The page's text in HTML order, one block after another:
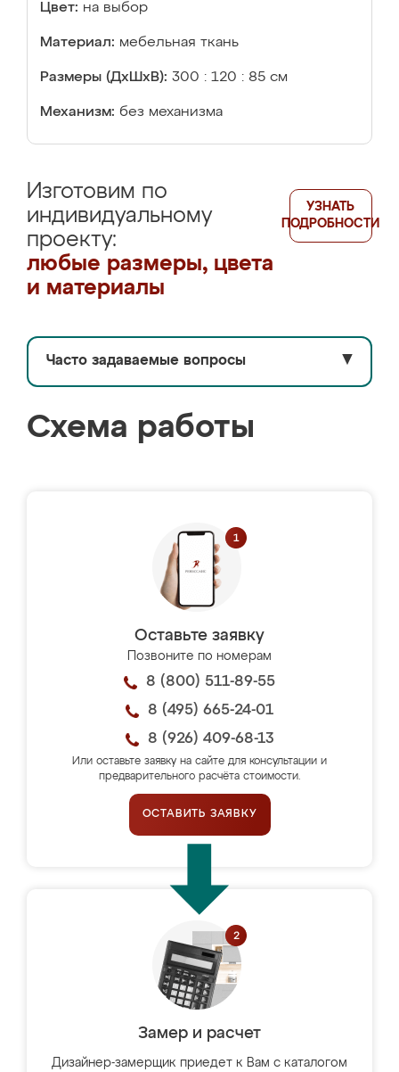
Цвет: на выбор
Материал: мебельная ткань
Размеры (ДхШхВ): 300 : 120 : 85 см
Механизм: без механизма
Изготовим по
индивидуальному
проекту:
любые размеры, цвета
и материалы
УЗНАТЬ
ПОДРОБНОСТИ
Часто задаваемые вопросы ▼
Схема работы
Оставьте заявку
Позвоните по номерам
8 (800) 511-89-55
8 (495) 665-24-01
8 (926) 409-68-13
Или оставьте заявку на сайте для консультации и
предварительного расчёта стоимости.
ОСТАВИТЬ ЗАЯВКУ
Замер и расчет
Дизайнер-замерщик приедет к Вам с каталогом